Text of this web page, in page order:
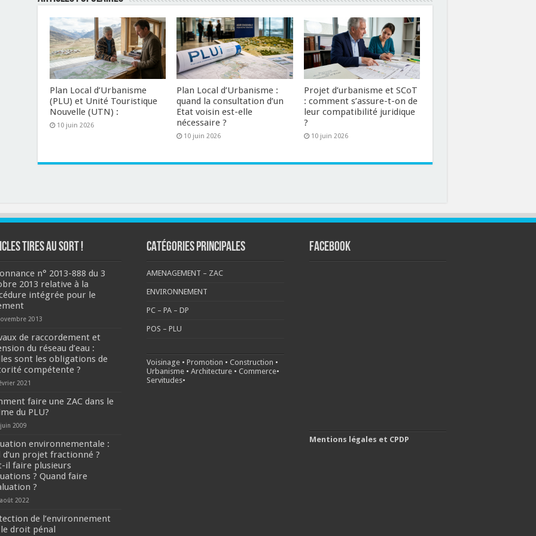
Plan Local d’Urbanisme
(PLU) et Unité Touristique
Nouvelle (UTN) :
10 juin 2026
Plan Local d’Urbanisme :
quand la consultation d’un
Etat voisin est-elle
nécessaire ?
10 juin 2026
Projet d’urbanisme et SCoT
: comment s’assure-t-on de
leur compatibilité juridique
?
10 juin 2026
TIRES AU SORT !
n° 2013-888 du 3
2013 relative à la
intégrée pour le
2013
de raccordement et
du réseau d’eau :
sont les obligations de
compétente ?
2021
faire une ZAC dans le
du PLU?
2009
environnementale :
d’un projet fractionné ?
il faire plusieurs
? Quand faire
?
2022
de l’environnement
droit pénal
CATÉGORIES PRINCIPALES
AMENAGEMENT – ZAC
ENVIRONNEMENT
PC – PA – DP
POS – PLU
Voisinage• Promotion • Construction •
Urbanisme• Architecture• Commerce•
Servitudes•
FACEBOOK
Mentions légales et CPDP